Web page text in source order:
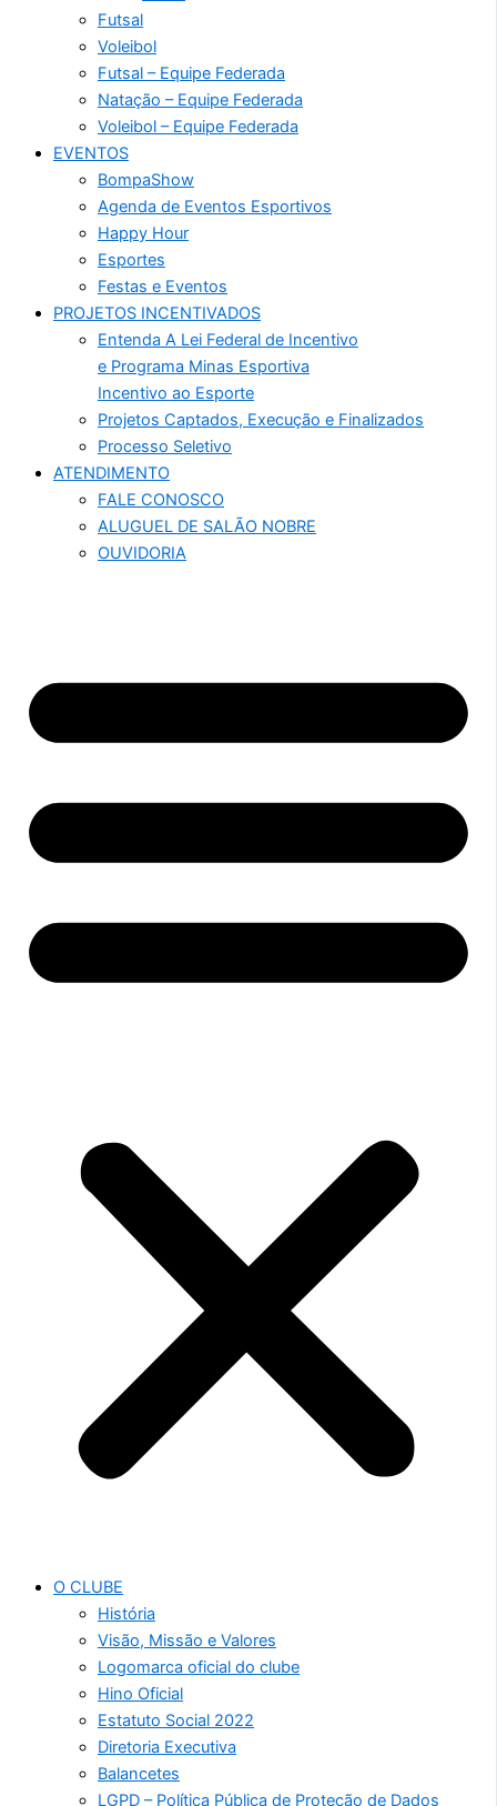
Futsal
Voleibol
Futsal – Equipe Federada
Natação – Equipe Federada
Voleibol – Equipe Federada
EVENTOS
BompaShow
Agenda de Eventos Esportivos
Happy Hour
Esportes
Festas e Eventos
PROJETOS INCENTIVADOS
Entenda A Lei Federal de Incentivo
e Programa Minas Esportiva
Incentivo ao Esporte
Projetos Captados, Execução e Finalizados
Processo Seletivo
ATENDIMENTO
FALE CONOSCO
ALUGUEL DE SALÃO NOBRE
OUVIDORIA
O CLUBE
História
Visão, Missão e Valores
Logomarca oficial do clube
Hino Oficial
Estatuto Social 2022
Diretoria Executiva
Balancetes
LGPD – Política Pública de Proteção de Dados